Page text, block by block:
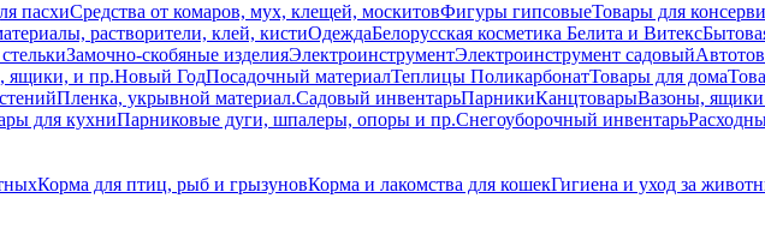
пасхиСредства от комаров, мух, клещей, москитовФигуры гипсовыеТовары для
растворители, клей, кистиОдеждаБелорусская косметика Белита и Витекс
Замочно-скобяные изделияЭлектроинструментЭлектроинструмент садовый
ящики, и пр.Новый ГодПосадочный материалТеплицы ПоликарбонатТовары для дома
Пленка, укрывной материал.Садовый инвентарьПарникиКанцтоварыВазоны,
для кухниПарниковые дуги, шпалеры, опоры и пр.Снегоуборочный инвентарь
Корма для птиц, рыб и грызуновКорма и лакомства для кошекГигиена и уход за